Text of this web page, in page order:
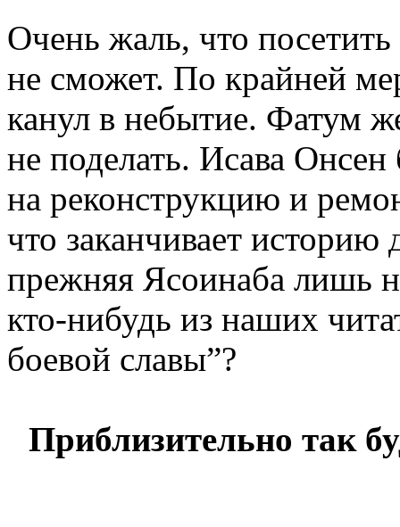
Очень жаль, что
не сможет. По крайней
канул в небытие. Фатум
не поделать. Исава Онсен
на реконструкцию и
что заканчивает
прежняя Ясоинаба лишь
кто-нибудь из наших
боевой славы”?
Приблизительно так